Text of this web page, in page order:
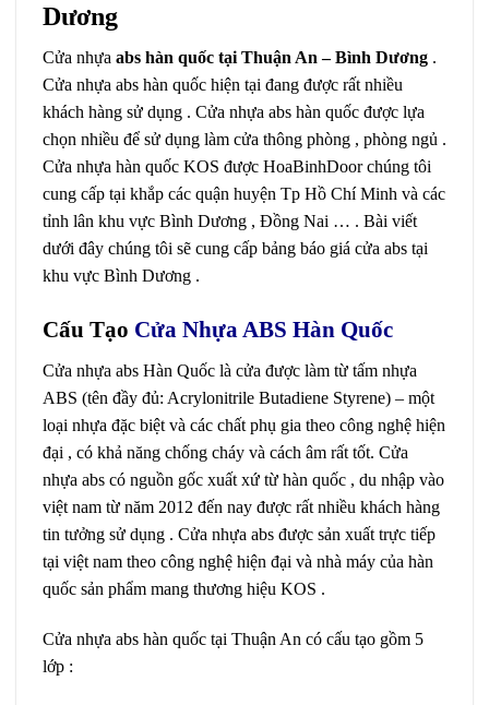
Dương
Cửa nhựa abs hàn quốc tại Thuận An – Bình Dương .
Cửa nhựa abs hàn quốc hiện tại đang được rất nhiều
khách hàng sử dụng . Cửa nhựa abs hàn quốc được lựa
chọn nhiều để sử dụng làm cửa thông phòng , phòng ngủ .
Cửa nhựa hàn quốc KOS được HoaBinhDoor chúng tôi
cung cấp tại khắp các quận huyện Tp Hồ Chí Minh và các
tỉnh lân khu vực Bình Dương , Đồng Nai … . Bài viết
dưới đây chúng tôi sẽ cung cấp bảng báo giá cửa abs tại
khu vực Bình Dương .
Cấu Tạo Cửa Nhựa ABS Hàn Quốc
Cửa nhựa abs Hàn Quốc là cửa được làm từ tấm nhựa
ABS (tên đầy đủ: Acrylonitrile Butadiene Styrene) – một
loại nhựa đặc biệt và các chất phụ gia theo công nghệ hiện
đại , có khả năng chống cháy và cách âm rất tốt. Cửa
nhựa abs có nguồn gốc xuất xứ từ hàn quốc , du nhập vào
việt nam từ năm 2012 đến nay được rất nhiều khách hàng
tin tưởng sử dụng . Cửa nhựa abs được sản xuất trực tiếp
tại việt nam theo công nghệ hiện đại và nhà máy của hàn
quốc sản phẩm mang thương hiệu KOS .
Cửa nhựa abs hàn quốc tại Thuận An có cấu tạo gồm 5
lớp :